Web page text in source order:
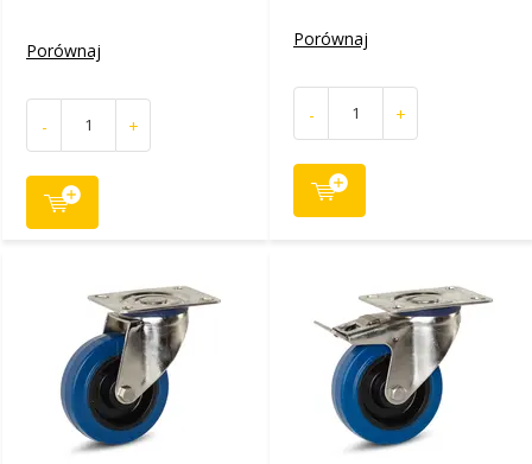
Porównaj
- +
Porównaj
- +